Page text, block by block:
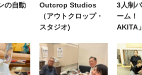
の自動
Outcrop Studios
（アウトクロップ・
スタジオ)
3人制
ーム！
AKITA」